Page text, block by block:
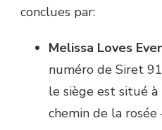
conclues par:
Melissa Loves
numéro de Siret
le siège est situé à
chemin de la